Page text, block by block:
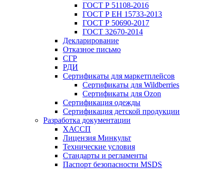
ГОСТ Р 51108-2016
ГОСТ Р ЕН 15733-2013
ГОСТ Р 50690-2017
ГОСТ 32670-2014
Декларирование
Отказное письмо
СГР
РДИ
Сертификаты для маркетплейсов
Сертификаты для Wildberries
Сертификаты для Ozon
Сертификация одежды
Сертификация детской продукции
Разработка документации
ХАССП
Лицензия Минкульт
Технические условия
Стандарты и регламенты
Паспорт безопасности MSDS